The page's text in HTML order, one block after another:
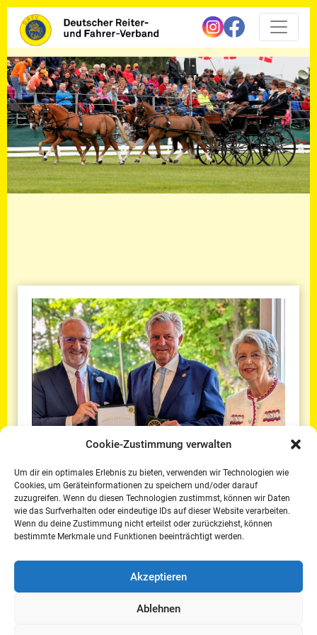
Cookie-Zustimmung verwalten
Um dir ein optimales Erlebnis zu bieten, verwenden wir Technologien wie
Cookies, um Geräteinformationen zu speichern und/oder darauf
zuzugreifen. Wenn du diesen Technologien zustimmst, können wir Daten
wie das Surfverhalten oder eindeutige IDs auf dieser Website verarbeiten.
Wenn du deine Zustimmung nicht erteilst oder zurückziehst, können
bestimmte Merkmale und Funktionen beeinträchtigt werden.
Akzeptieren
Ablehnen
30. Juni 2025
Bronzenes Wagenrad verliehen
weiterlesen